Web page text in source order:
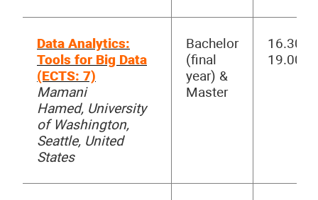
Data Analytics:
Tools for Big Data
(ECTS: 7)
Mamani
Hamed, University
of Washington,
Seattle, United
States
Bachelor
(final
year) &
Master
16.30-
19.00